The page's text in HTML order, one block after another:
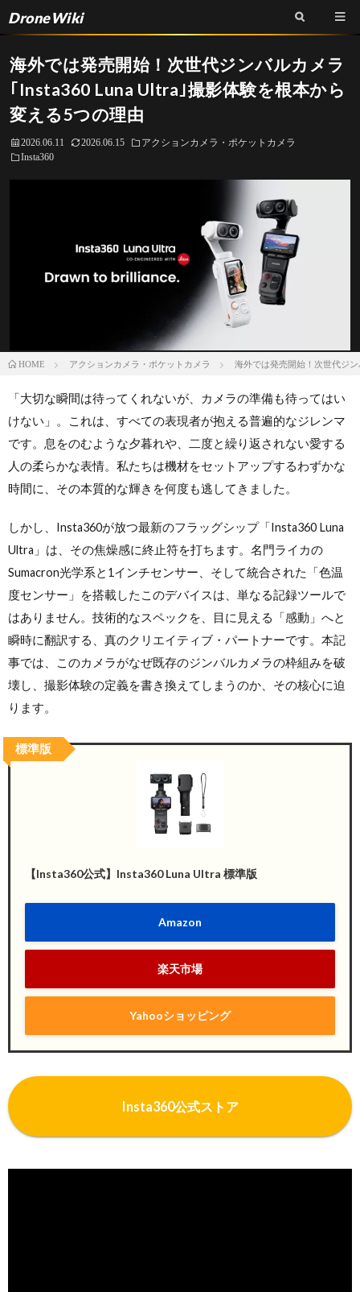
DroneWiki
海外では発売開始！次世代ジンバルカメラ
｢Insta360 Luna Ultra｣撮影体験を根本から
変える5つの理由
2026.06.11 2026.06.15
アクションカメラ・ポケットカメラ
Insta360
HOME アクションカメラ・ポケットカメラ 海外では発売開始！次世代ジ
「大切な瞬間は待ってくれないが、カメラの準備も待ってはい
けない」。これは、すべての表現者が抱える普遍的なジレンマ
です。息をのむような夕暮れや、二度と繰り返されない愛する
人の柔らかな表情。私たちは機材をセットアップするわずかな
時間に、その本質的な輝きを何度も逃してきました。
しかし、Insta360が放つ最新のフラッグシップ「Insta360 Luna
Ultra」は、その焦燥感に終止符を打ちます。名門ライカの
Sumacron光学系と1インチセンサー、そして統合された「色温
度センサー」を搭載したこのデバイスは、単なる記録ツールで
はありません。技術的なスペックを、目に見える「感動」へと
瞬時に翻訳する、真のクリエイティブ・パートナーです。本記
事では、このカメラがなぜ既存のジンバルカメラの枠組みを破
壊し、撮影体験の定義を書き換えてしまうのか、その核心に迫
ります。
【Insta360公式】Insta360 Luna Ultra 標準版
Amazon
楽天市場
Yahooショッピング
標準版
Insta360公式ストア